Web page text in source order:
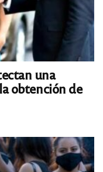
una
obtención de